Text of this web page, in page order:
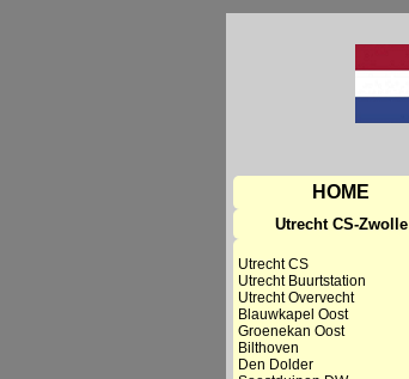
HOME
Utrecht CS-Zwolle
Utrecht CS
Utrecht Buurtstation
Utrecht Overvecht
Blauwkapel Oost
Groenekan Oost
Bilthoven
Den Dolder